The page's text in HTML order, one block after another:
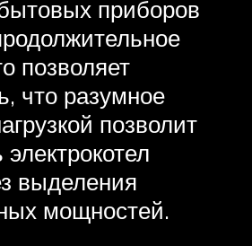
приборов
позволяет
что разумное
позволит
выделения
мощностей.